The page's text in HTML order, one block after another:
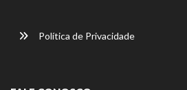
Política de Privacidade